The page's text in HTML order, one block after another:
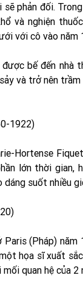
phản đối.
và nghiện
với cô vào năm
bế đến nhà
và trở nên
1922)
Hortense
lớn thời
dáng suốt nhiều
(Pháp)
họa sĩ xuất
quan hệ của 2